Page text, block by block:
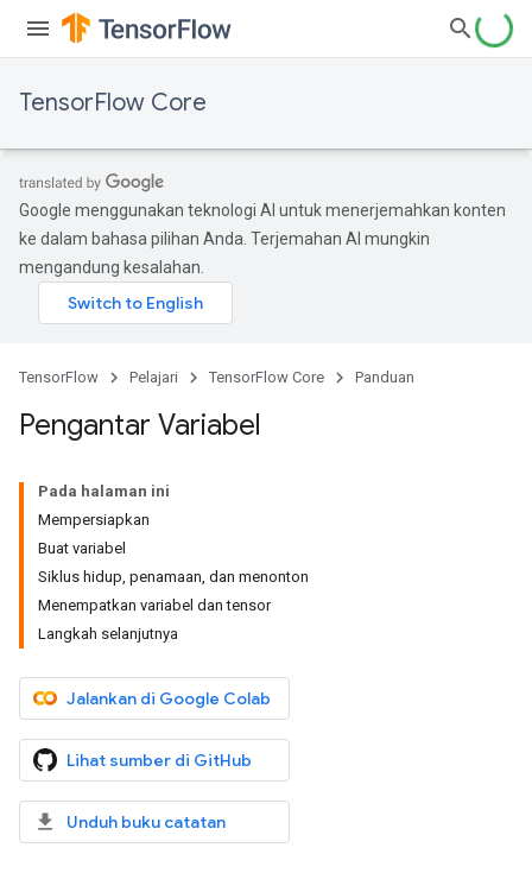
TensorFlow Core
Google menggunakan teknologi AI untuk menerjemahkan konten
ke dalam bahasa pilihan Anda. Terjemahan AI mungkin
mengandung kesalahan.
TensorFlow Pelajari TensorFlow Core Panduan
Pengantar Variabel
Pada halaman ini
Mempersiapkan
Buat variabel
Siklus hidup, penamaan, dan menonton
Menempatkan variabel dan tensor
Langkah selanjutnya
Jalankan di Google Colab
Lihat sumber di GitHub
Unduh buku catatan